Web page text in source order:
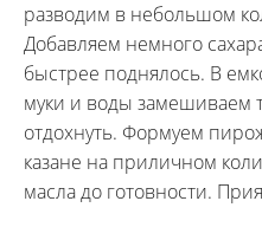
разводим в небольшом
Добавляем немного
быстрее поднялось. В
муки и воды замешиваем
отдохнуть. Формуем
казане на приличном
масла до готовности.